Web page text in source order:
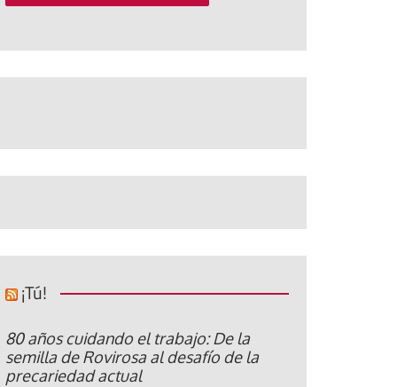
¡Tú!
80 años cuidando el trabajo: De la
semilla de Rovirosa al desafío de la
precariedad actual